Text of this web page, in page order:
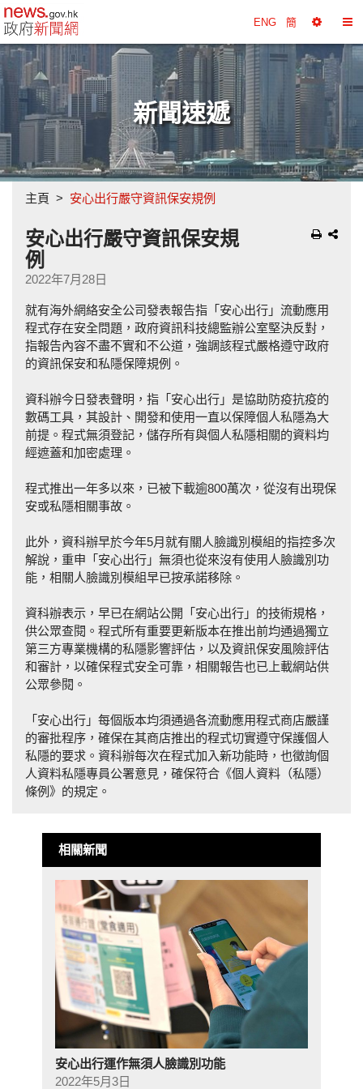
政府新聞網主頁 ENG 簡
擇
工
具
換
錄
新聞速遞
主頁 安心出行嚴守資訊保安規例
安心出行嚴守資訊保安規
例
2022年7月28日
就有海外網絡安全公司發表報告指「安心出行」流動應用
程式存在安全問題，政府資訊科技總監辦公室堅決反對，
指報告內容不盡不實和不公道，強調該程式嚴格遵守政府
的資訊保安和私隱保障規例。
資科辦今日發表聲明，指「安心出行」是協助防疫抗疫的
數碼工具，其設計、開發和使用一直以保障個人私隱為大
前提。程式無須登記，儲存所有與個人私隱相關的資料均
經遮蓋和加密處理。
程式推出一年多以來，已被下載逾800萬次，從沒有出現保
安或私隱相關事故。
此外，資科辦早於今年5月就有關人臉識別模組的指控多次
解說，重申「安心出行」無須也從來沒有使用人臉識別功
能，相關人臉識別模組早已按承諾移除。
資科辦表示，早已在網站公開「安心出行」的技術規格，
供公眾查閱。程式所有重要更新版本在推出前均通過獨立
第三方專業機構的私隱影響評估，以及資訊保安風險評估
和審計，以確保程式安全可靠，相關報告也已上載網站供
公眾參閱。
「安心出行」每個版本均須通過各流動應用程式商店嚴謹
的審批程序，確保在其商店推出的程式切實遵守保護個人
私隱的要求。資科辦每次在程式加入新功能時，也徵詢個
人資料私隱專員公署意見，確保符合《個人資料（私隱）
條例》的規定。
相關新聞
安心出行運作無須人臉識別功能
2022年5月3日